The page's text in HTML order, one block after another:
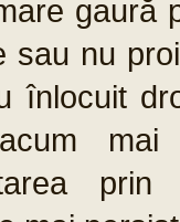
gaură
sau nu
înlocuit
mai